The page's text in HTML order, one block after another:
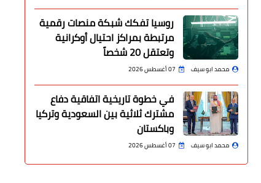
روسيا تفكك شبكة منصات رقمية
مرتبطة بمراكز احتيال أوكرانية
وتعتقل 20 شخصاً
محمد ابو سيف 07 أغسطس 2026
في خطوة تاريخية اتفاقية دفاع
مشترك ثلاثية بين السعودية وتركيا
وباكستان
محمد ابو سيف 07 أغسطس 2026